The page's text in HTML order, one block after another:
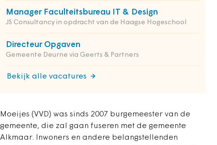
Manager Faculteitsbureau IT & Design
JS Consultancy in opdracht van de Haagse Hogeschool
Directeur Opgaven
Gemeente Deurne via Geerts & Partners
Bekijk alle vacatures
Moeijes (VVD) was sinds 2007 burgemeester van de
gemeente, die zal gaan fuseren met de gemeente
Alkmaar. Inwoners en andere belangstellenden